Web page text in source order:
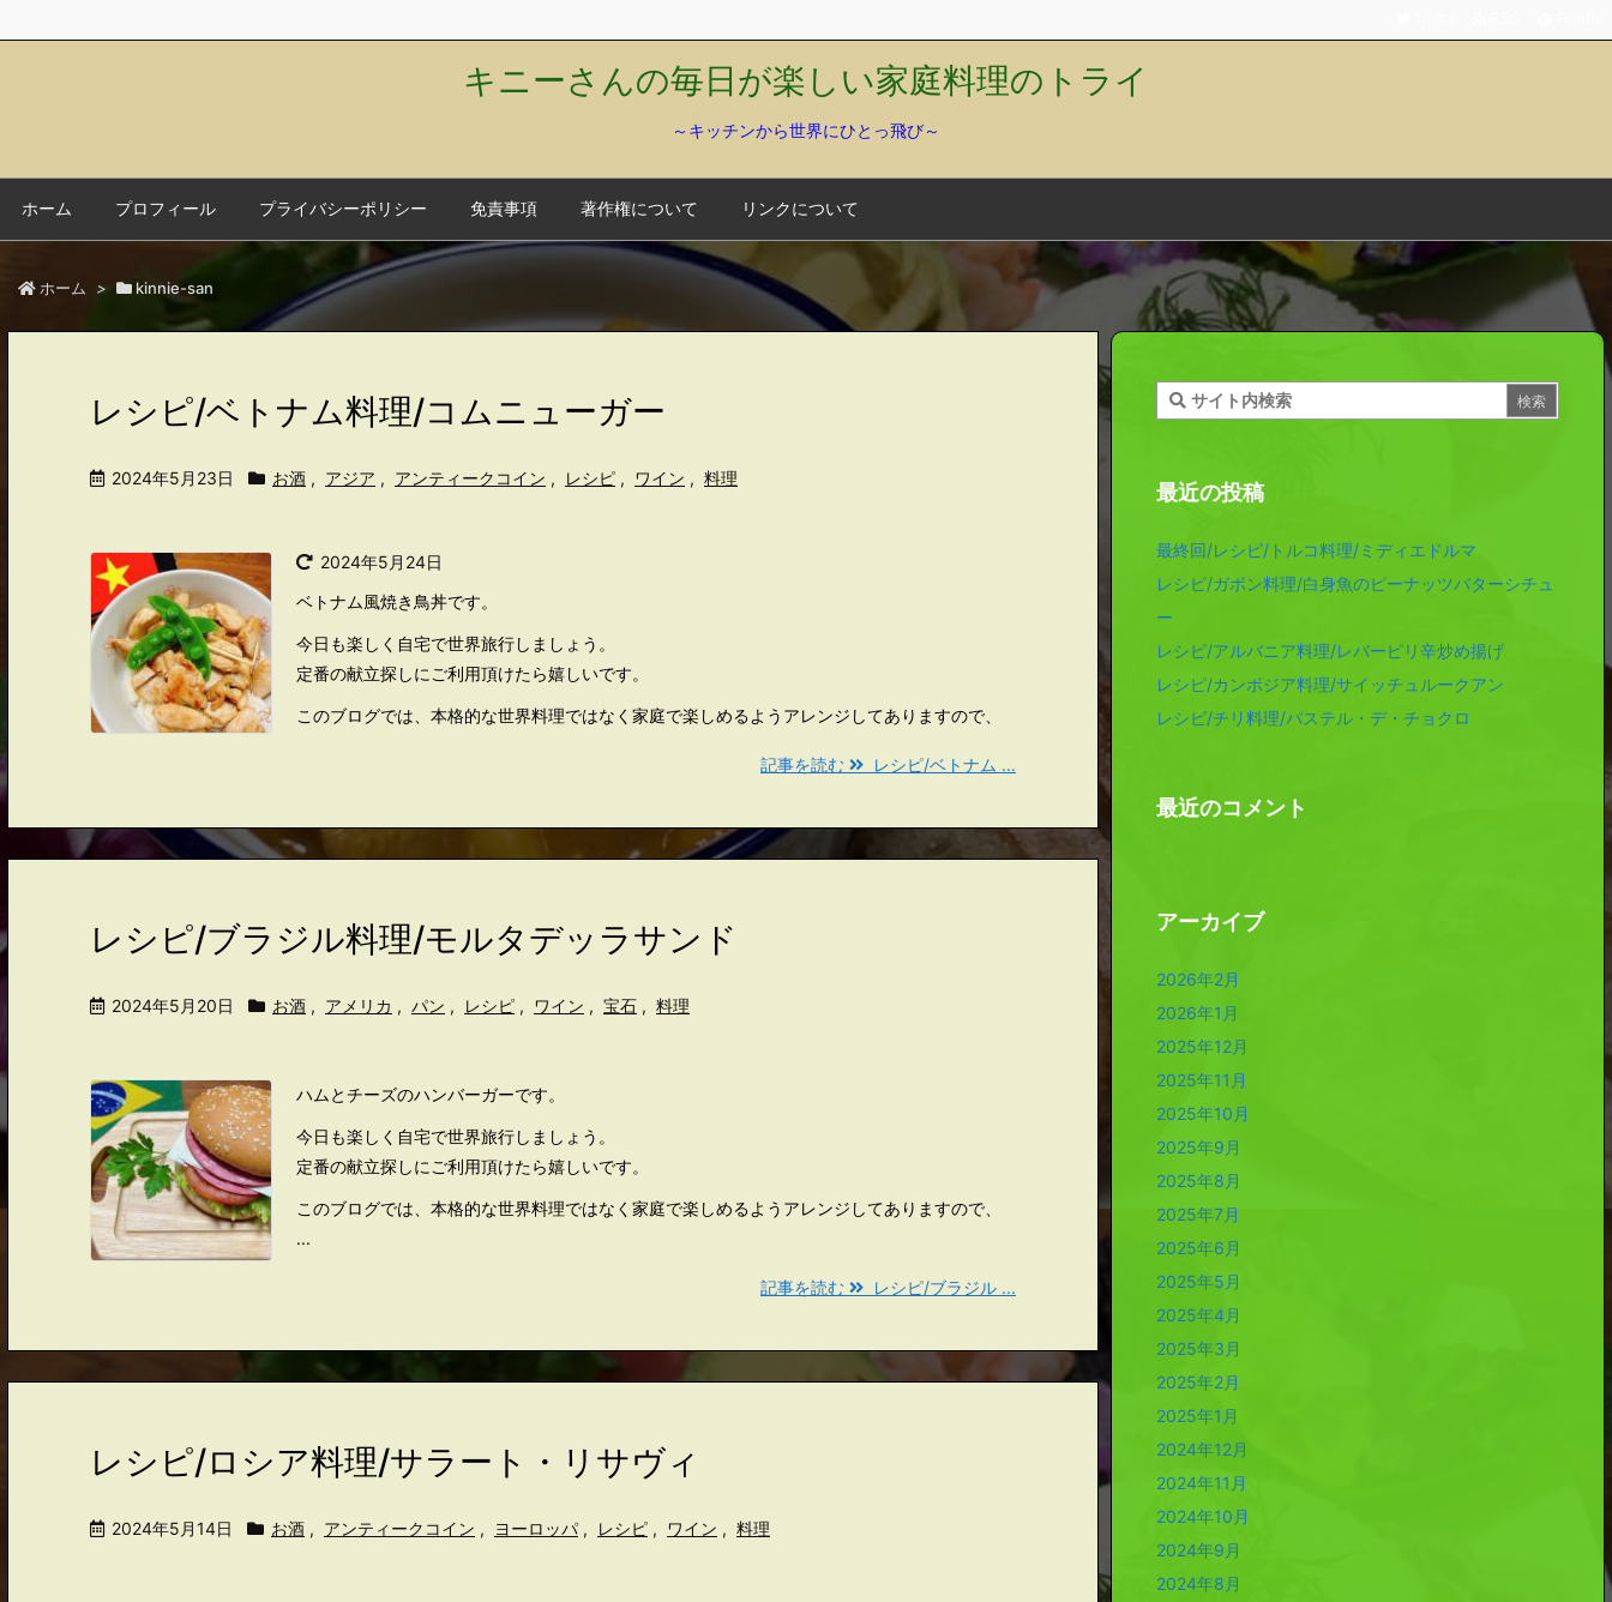
キニーさんの毎日が楽しい家庭料理のトライ
～キッチンから世界にひとっ飛び～
ホーム プロフィール プライバシーポリシー 免責事項 著作権について リンクについて
ホーム > kinnie-san
レシピ/ベトナム料理/コムニューガー
2024年5月23日 お酒 , アジア , アンティークコイン , レシピ , ワイン , 料理
2024年5月24日
ベトナム風焼き鳥丼です。
今日も楽しく自宅で世界旅行しましょう。
定番の献立探しにご利用頂けたら嬉しいです。
このブログでは、本格的な世界料理ではなく家庭で楽しめるようアレンジしてありますので、
記事を読む レシピ/ベトナム ...
レシピ/ブラジル料理/モルタデッラサンド
2024年5月20日 お酒 , アメリカ , パン , レシピ , ワイン , 宝石 , 料理
ハムとチーズのハンバーガーです。
今日も楽しく自宅で世界旅行しましょう。
定番の献立探しにご利用頂けたら嬉しいです。
このブログでは、本格的な世界料理ではなく家庭で楽しめるようアレンジしてありますので、
...
記事を読む レシピ/ブラジル ...
レシピ/ロシア料理/サラート・リサヴィ
2024年5月14日 お酒 , アンティークコイン , ヨーロッパ , レシピ , ワイン , 料理
最近の投稿
最終回/レシピ/トルコ料理/ミディエドルマ
レシピ/ガボン料理/白身魚のピーナッツバターシチュ
ー
レシピ/アルバニア料理/レバーピリ辛炒め揚げ
レシピ/カンボジア料理/サイッチュルークアン
レシピ/チリ料理/パステル・デ・チョクロ
最近のコメント
アーカイブ
2026年2月
2026年1月
2025年12月
2025年11月
2025年10月
2025年9月
2025年8月
2025年7月
2025年6月
2025年5月
2025年4月
2025年3月
2025年2月
2025年1月
2024年12月
2024年11月
2024年10月
2024年9月
2024年8月